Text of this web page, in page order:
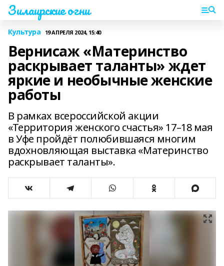
Зилаирские огни
Культура 19 АПРЕЛЯ 2024, 15:40
Вернисаж «Материнство
раскрывает таланты» ждет
яркие и необычные женские
работы
В рамках всероссийской акции
«Территория женского счастья» 17–18 мая
в Уфе пройдёт полюбившаяся многим
вдохновляющая выставка «Материнство
раскрывает таланты».